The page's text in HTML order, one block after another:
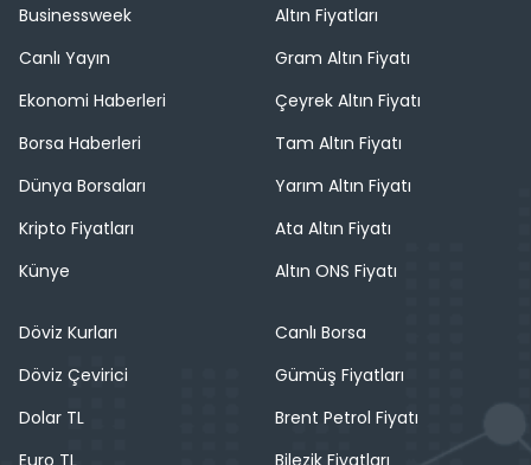
Businessweek
Canlı Yayın
Ekonomi Haberleri
Borsa Haberleri
Dünya Borsaları
Kripto Fiyatları
Künye
Altın Fiyatları
Gram Altın Fiyatı
Çeyrek Altın Fiyatı
Tam Altın Fiyatı
Yarım Altın Fiyatı
Ata Altın Fiyatı
Altın ONS Fiyatı
Döviz Kurları
Döviz Çevirici
Dolar TL
Euro TL
Canlı Borsa
Gümüş Fiyatları
Brent Petrol Fiyatı
Bilezik Fiyatları